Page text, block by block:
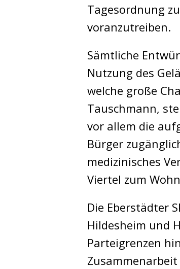
Tagesordnung
voranzutreiben.
Sämtliche
Nutzung des
welche große
Tauschmann,
vor allem die
Bürger
medizinisches
Viertel zum
Die Eberstädter
Hildesheim und
Parteigrenzen
Zusammenarbeit